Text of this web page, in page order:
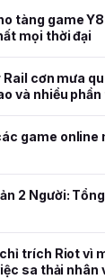
tàng game
mọi thời đại
Rail cơn mưa
và nhiều
game online
2 Người:
trích Riot vì
sa thải nhân